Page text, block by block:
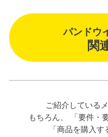
パンドウ
関
ご紹介している
もちろん、
「要件・
「商品を購入